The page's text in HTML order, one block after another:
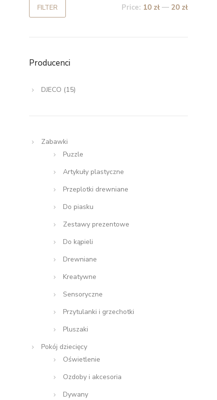
FILTER Price: 10 zł — 20 zł
Producenci
DJECO (15)
Zabawki
Puzzle
Artykuły plastyczne
Przeplotki drewniane
Do piasku
Zestawy prezentowe
Do kąpieli
Drewniane
Kreatywne
Sensoryczne
Przytulanki i grzechotki
Pluszaki
Pokój dziecięcy
Oświetlenie
Ozdoby i akcesoria
Dywany